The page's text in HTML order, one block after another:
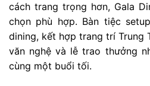
cách trang trọng hơn, Gala
chọn phù hợp. Bàn tiệc
dining, kết hợp trang trí Trung
văn nghệ và lễ trao thưởng
cùng một buổi tối.